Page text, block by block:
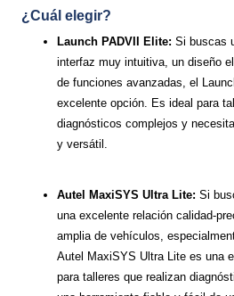
¿Cuál elegir?
Launch PADVII Elite: Si buscas
interfaz muy intuitiva, un diseño
de funciones avanzadas, el
excelente opción. Es ideal para
diagnósticos complejos y
y versátil.
Autel MaxiSYS Ultra Lite: Si
una excelente relación calidad-
amplia de vehículos,
Autel MaxiSYS Ultra Lite es una
para talleres que realizan